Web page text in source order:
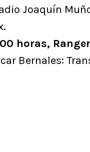
Joaquín
horas,
Bernales: